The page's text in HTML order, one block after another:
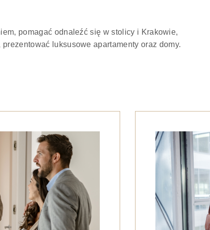
pomagać odnaleźć się w stolicy i Krakowie,
luksusowe apartamenty oraz domy.